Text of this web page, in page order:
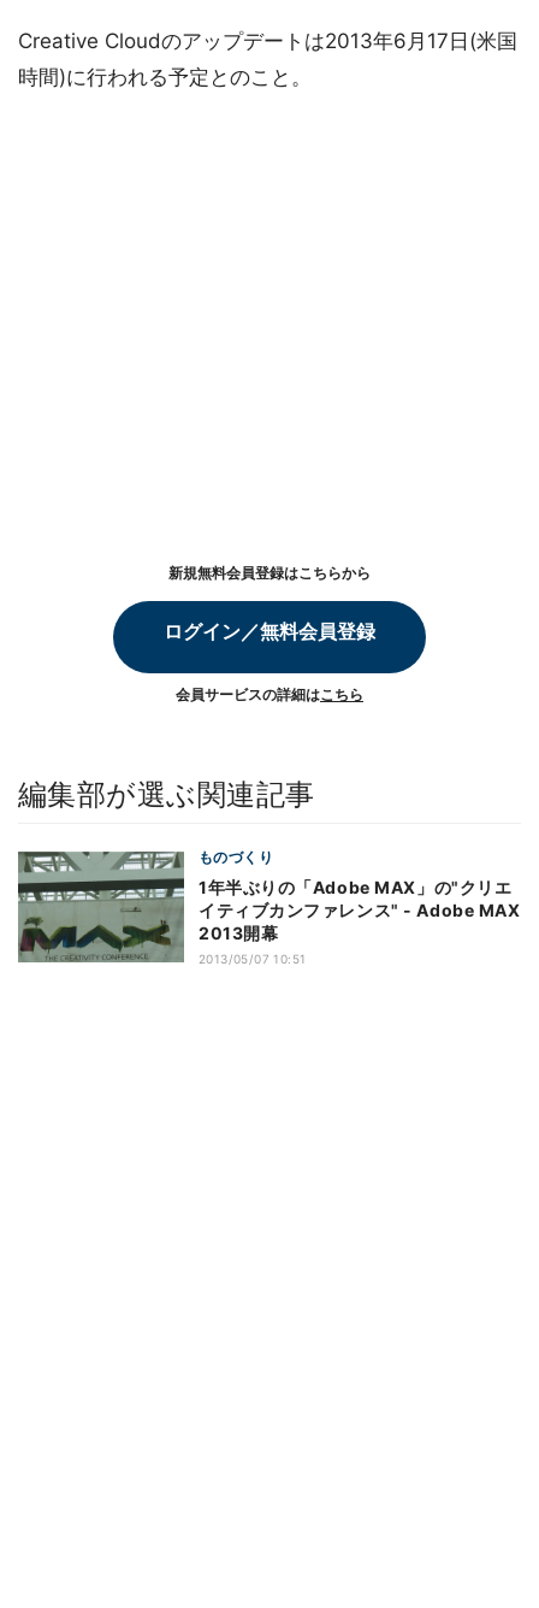
Creative Cloudのアップデートは2013年6月17日(米国
時間)に行われる予定とのこと。
新規無料会員登録はこちらから
ログイン／無料会員登録
会員サービスの詳細はこちら
編集部が選ぶ関連記事
ものづくり
1年半ぶりの「Adobe MAX」の"クリエ
イティブカンファレンス" - Adobe MAX
2013開幕
2013/05/07 10:51